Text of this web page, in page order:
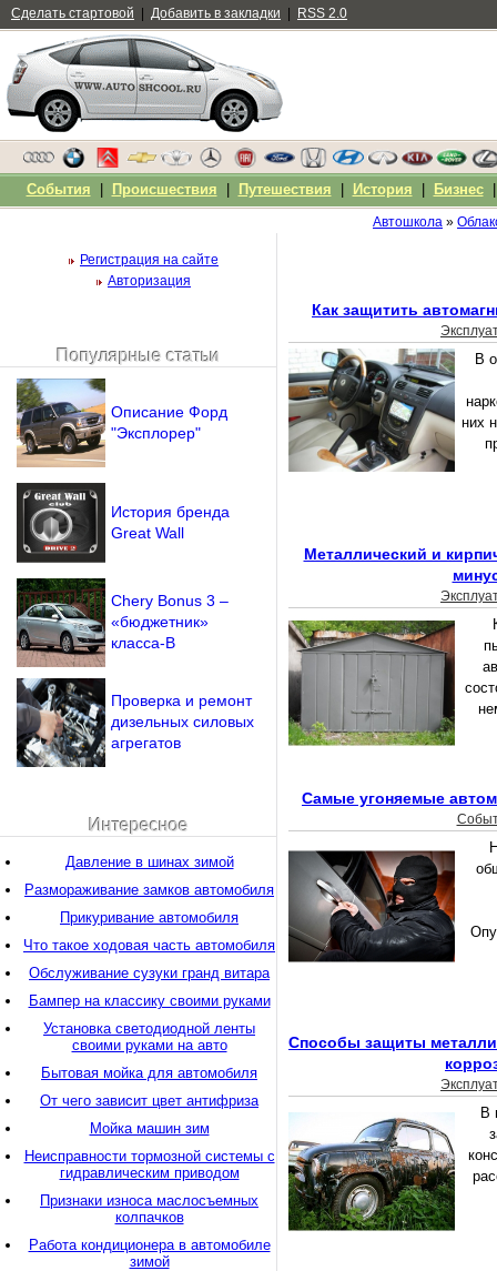
Автошкола »
Как защитить
В
них
Металлический и
Самые угоняемые
Способы защиты
В
Регистрация на сайте
Авторизация
Напомнить пароль?
Популярные статьи
Описание Форд
"Эксплорер"
История бренда
Great Wall
Chery Bonus 3 –
«бюджетник»
класса-B
Проверка и ремонт
дизельных силовых
агрегатов
Интересное
Давление в шинах зимой
Размораживание замков автомобиля
Прикуривание автомобиля
Что такое ходовая часть автомобиля
Обслуживание сузуки гранд витара
Бампер на классику своими руками
Установка светодиодной ленты
своими руками на авто
Бытовая мойка для автомобиля
От чего зависит цвет антифриза
Мойка машин зим
Неисправности тормозной системы с
гидравлическим приводом
Признаки износа маслосъемных
колпачков
Работа кондиционера в автомобиле
зимой
Сделать стартовой Добавить в закладки RSS 2.0
События Происшествия Путешествия История Бизнес